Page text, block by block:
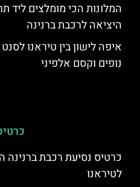
המלונות הכי מומלצים ליד
היציאה לרכבת ברנינה
איפה לישון בין טיראנו
נופים וקסם אלפיני
כרטיס נסיעת רכבת ברנינה
לטיראנו